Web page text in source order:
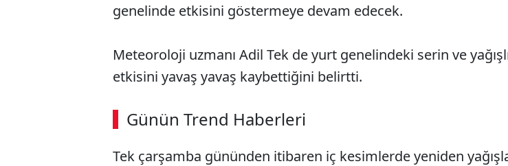
genelinde etkisini göstermeye devam edecek.
Meteoroloji uzmanı Adil Tek de yurt genelindeki serin ve
etkisini yavaş yavaş kaybettiğini belirtti.
Günün Trend Haberleri
00:03 / 09:08
Tek çarşamba gününden itibaren iç kesimlerde yeniden